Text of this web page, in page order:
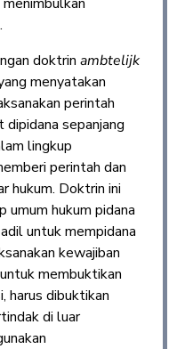
doktrin ambtelijk
menyatakan
perintah
sepanjang
lingkup
perintah dan
hukum. Doktrin ini
umum hukum pidana
untuk mempidana
kewajiban
membuktikan
harus dibuktikan
di luar